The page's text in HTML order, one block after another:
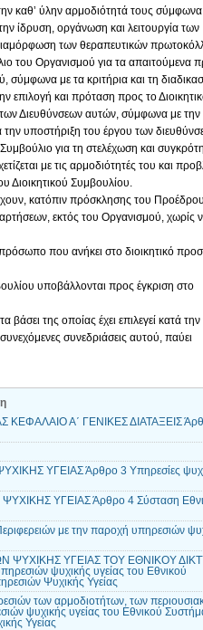
καθ’ ύλην αρμοδιότητά τους
ίδρυση, οργάνωση και λειτουργία των
των θεραπευτικών
του Οργανισμού για τα απαιτούμενα
με τα κριτήρια και τη
επιλογή και πρόταση προς το
Διευθύνσεων αυτών, σύμφωνα με την
υποστήριξη του έργου των
για τη στελέχωση και
με τις αρμοδιότητές του και
Διοικητικού Συμβουλίου.
κατόπιν πρόσκλησης του
εκτός του Οργανισμού, χωρίς
που ανήκει στο διοικητικό
υποβάλλονται προς έγκριση στο
της οποίας έχει επιλεγεί κατά
συνεδριάσεις αυτού, παύει
Α΄ ΓΕΝΙΚΕΣ ΔΙΑΤΑΞΕΙΣ
ΥΓΕΙΑΣ Άρθρο 3 Υπηρεσίες
ΥΓΕΙΑΣ Άρθρο 4 Σύσταση
με την παροχή υπηρεσιών
ΨΥΧΙΚΗΣ ΥΓΕΙΑΣ ΤΟΥ ΕΘΝΙΚΟΥ
ψυχικής υγείας του Εθνικού
Ψυχικής Υγείας
των αρμοδιοτήτων, των
ψυχικής υγείας του Εθνικού
Υγείας